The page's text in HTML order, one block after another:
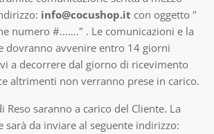
info@cocushop.it con oggetto "
numero #……." . Le comunicazioni e la
dovranno avvenire entro 14 giorni
a decorrere dal giorno di ricevimento
altrimenti non verranno prese in carico.
Reso saranno a carico del Cliente. La
sarà da inviare al seguente indirizzo: